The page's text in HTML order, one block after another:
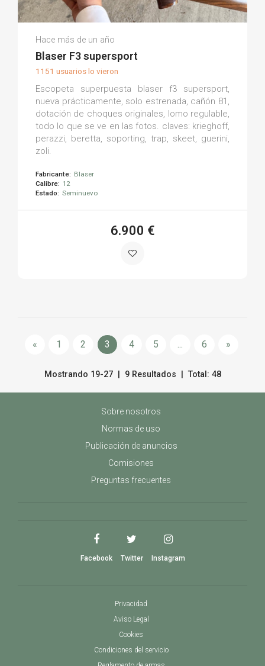
Alvaro D.
Hace más de un año
Blaser F3 supersport
1151 usuarios lo vieron
Escopeta superpuesta blaser f3 supersport,
nueva prácticamente, solo estrenada, cañón 81,
dotación de choques originales, lomo regulable,
todo lo que se ve en las fotos. claves: krieghoff,
perazzi, beretta, soporting, trap, skeet, guerini,
zoli.
Fabricante: Blaser
Calibre: 12
Estado: Seminuevo
6.900 €
« 1 2 3 4 5 ... 6 »
Mostrando 19-27 | 9 Resultados | Total: 48
Sobre nosotros
Normas de uso
Publicación de anuncios
Comisiones
Preguntas frecuentes
Facebook Twitter Instagram
Privacidad
Aviso Legal
Cookies
Condiciones del servicio